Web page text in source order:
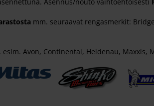
mm. seuraavat rengasmerkit:
Avon, Continental, Heidenau, Maxxis,